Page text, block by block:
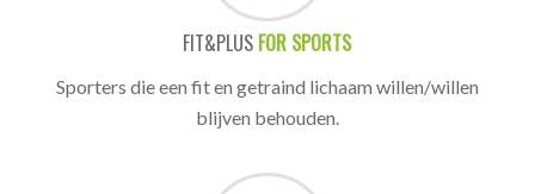
FIT&PLUS FOR SPORTS
Sporters die een fit en getraind lichaam willen/willen
blijven behouden.